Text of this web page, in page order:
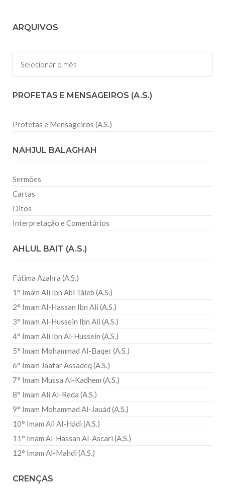
ARQUIVOS
Arquivos
PROFETAS E MENSAGEIROS (A.S.)
Profetas e Mensageiros (A.S.)
NAHJUL BALAGHAH
Sermões
Cartas
Ditos
Interpretação e Comentários
AHLUL BAIT (A.S.)
Fátima Azahra (A.S.)
1° Imam Ali Ibn Abi Táleb (A.S.)
2° Imam Al-Hassan Ibn Ali (A.S.)
3° Imam Al-Hussein Ibn Ali (A.S.)
4° Imam Ali Ibn Al-Hussein (A.S.)
5° Imam Mohammad Al-Baqer (A.S.)
6° Imam Jaafar Assadeq (A.S.)
7° Imam Mussa Al-Kadhem (A.S.)
8° Imam Ali Al-Reda (A.S.)
9° Imam Mohammad Al-Jauád (A.S.)
10° Imam Ali Al-Hádi (A.S.)
11° Imam Al-Hassan Al-Ascari (A.S.)
12° Imam Al-Mahdi (A.S.)
CRENÇAS